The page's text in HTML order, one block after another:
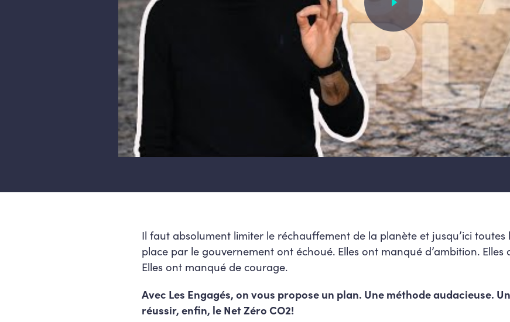
Il faut absolument limiter le réchauffement de la planète et jusqu’ici toutes
place par le gouvernement ont échoué. Elles ont manqué d’ambition.
Elles ont manqué de courage.
Avec Les Engagés, on vous propose un plan. Une méthode audacieuse.
réussir, enfin, le Net Zéro CO2!